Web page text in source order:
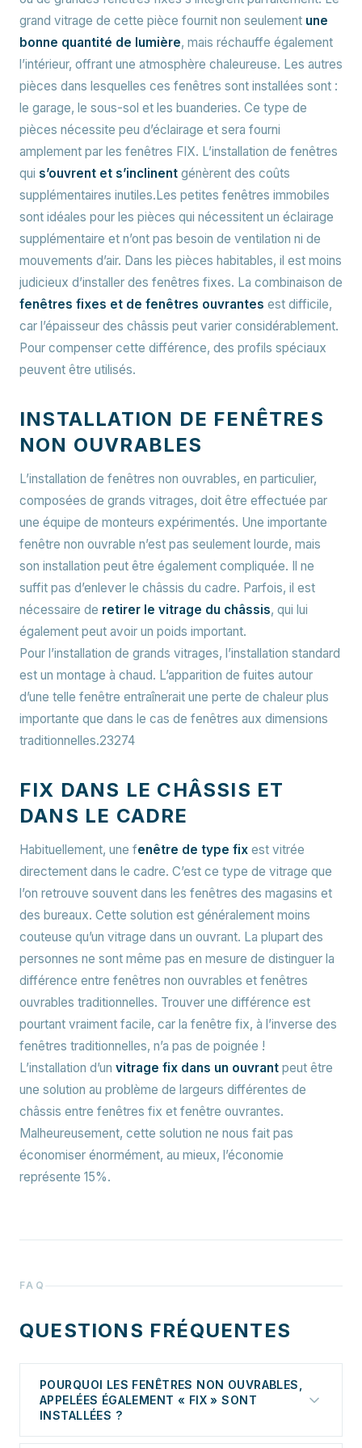
grand vitrage de cette pièce fournit non seulement une
bonne quantité de lumière, mais réchauffe également
l’intérieur, offrant une atmosphère chaleureuse. Les autres
pièces dans lesquelles ces fenêtres sont installées sont :
le garage, le sous-sol et les buanderies. Ce type de
pièces nécessite peu d’éclairage et sera fourni
amplement par les fenêtres FIX. L’installation de fenêtres
qui s’ouvrent et s’inclinent génèrent des coûts
supplémentaires inutiles.Les petites fenêtres immobiles
sont idéales pour les pièces qui nécessitent un éclairage
supplémentaire et n’ont pas besoin de ventilation ni de
mouvements d’air. Dans les pièces habitables, il est moins
judicieux d’installer des fenêtres fixes. La combinaison de
fenêtres fixes et de fenêtres ouvrantes est difficile,
car l’épaisseur des châssis peut varier considérablement.
Pour compenser cette différence, des profils spéciaux
peuvent être utilisés.
INSTALLATION DE FENÊTRES
NON OUVRABLES
L’installation de fenêtres non ouvrables, en particulier,
composées de grands vitrages, doit être effectuée par
une équipe de monteurs expérimentés. Une importante
fenêtre non ouvrable n’est pas seulement lourde, mais
son installation peut être également compliquée. Il ne
suffit pas d’enlever le châssis du cadre. Parfois, il est
nécessaire de retirer le vitrage du châssis, qui lui
également peut avoir un poids important.
Pour l’installation de grands vitrages, l’installation standard
est un montage à chaud. L’apparition de fuites autour
d’une telle fenêtre entraînerait une perte de chaleur plus
importante que dans le cas de fenêtres aux dimensions
traditionnelles.23274
FIX DANS LE CHÂSSIS ET
DANS LE CADRE
Habituellement, une fenêtre de type fix est vitrée
directement dans le cadre. C’est ce type de vitrage que
l’on retrouve souvent dans les fenêtres des magasins et
des bureaux. Cette solution est généralement moins
couteuse qu’un vitrage dans un ouvrant. La plupart des
personnes ne sont même pas en mesure de distinguer la
différence entre fenêtres non ouvrables et fenêtres
ouvrables traditionnelles. Trouver une différence est
pourtant vraiment facile, car la fenêtre fix, à l’inverse des
fenêtres traditionnelles, n’a pas de poignée !
L’installation d’un vitrage fix dans un ouvrant peut être
une solution au problème de largeurs différentes de
châssis entre fenêtres fix et fenêtre ouvrantes.
Malheureusement, cette solution ne nous fait pas
économiser énormément, au mieux, l’économie
représente 15%.
FAQ
QUESTIONS FRÉQUENTES
POURQUOI LES FENÊTRES NON OUVRABLES,
APPELÉES ÉGALEMENT « FIX » SONT
INSTALLÉES ?